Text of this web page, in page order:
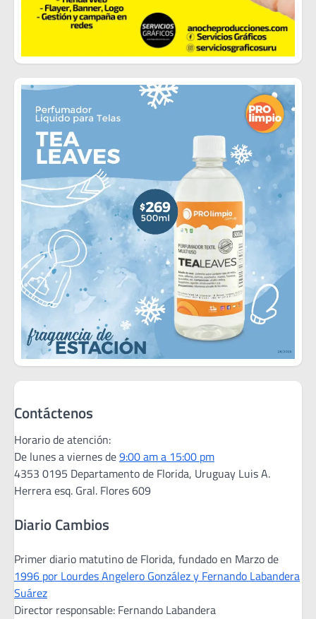
Contáctenos
Horario de atención:
De lunes a viernes de9:00 am a 15:00 pm
4353 0195 Departamento de Florida, Uruguay Luis A.
Herrera esq. Gral. Flores 609
Diario Cambios
Primer diario matutino de Florida, fundado en Marzo de
1996 por Lourdes Angelero González y Fernando Labandera
Suárez
Director responsable: Fernando Labandera